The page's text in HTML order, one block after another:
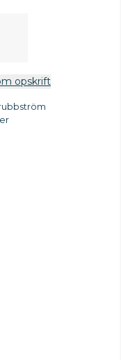
opskrift